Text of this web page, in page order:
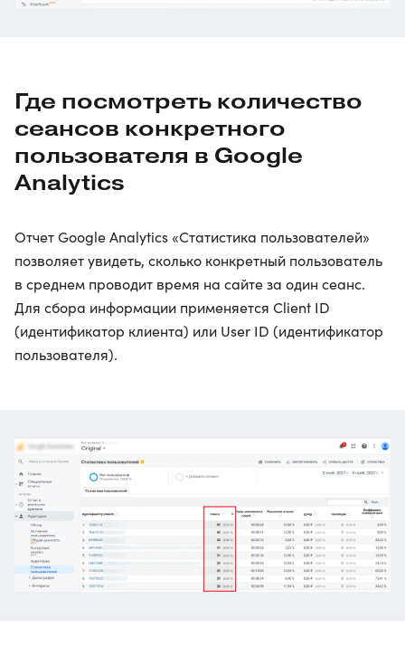
Где посмотреть количество
сеансов конкретного
пользователя в Google
Analytics
Отчет Google Analytics «Статистика пользователей»
позволяет увидеть, сколько конкретный пользователь
в среднем проводит время на сайте за один сеанс.
Для сбора информации применяется Client ID
(идентификатор клиента) или User ID (идентификатор
пользователя).